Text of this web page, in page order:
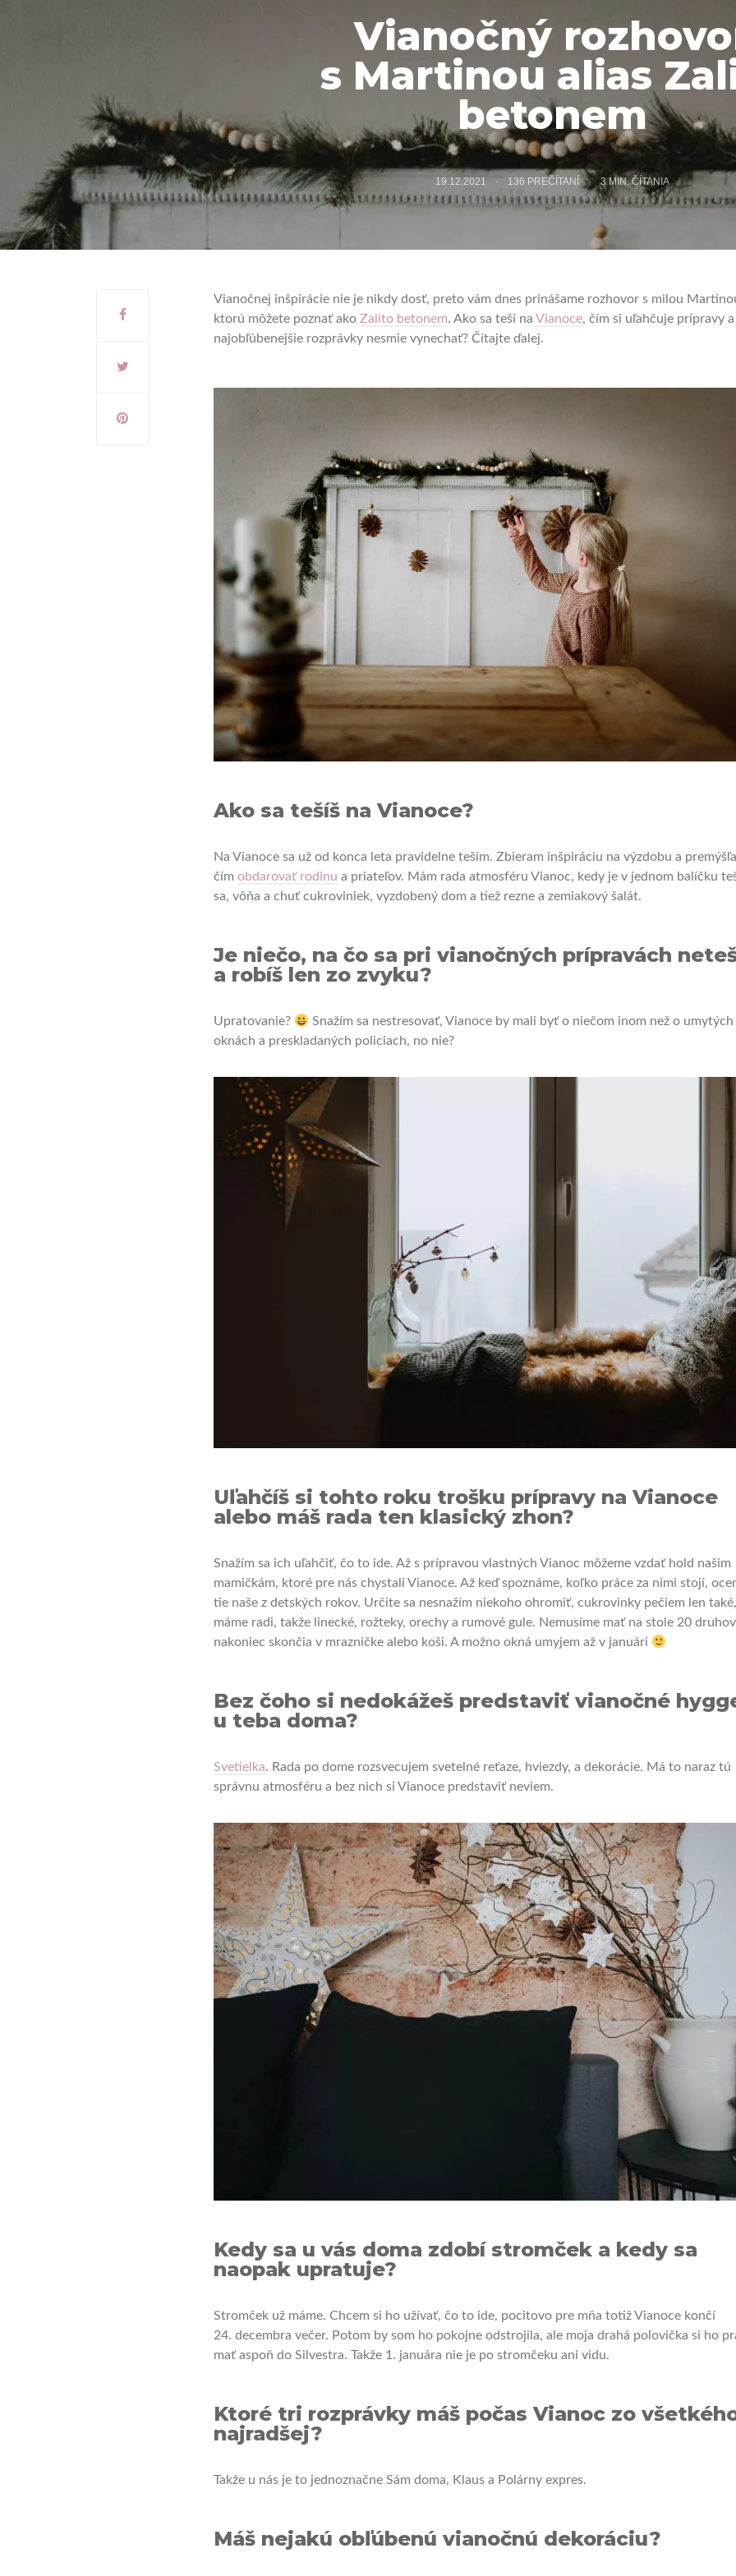
Vianočný
s Martinou alias
betonem
19.12.2021 136 PREČÍTANÍ 3 MIN. ČÍTANIA
Vianočnej inšpirácie nie je nikdy dosť, preto vám dnes prinášame rozhovor s milou
ktorú môžete poznať ako Zalito betonem. Ako sa teší na Vianoce, čím si uľahčuje prípravy a
najobľúbenejšie rozprávky nesmie vynechať? Čítajte ďalej.
Ako sa tešíš na Vianoce?
Na Vianoce sa už od konca leta pravidelne teším. Zbieram inšpiráciu na výzdobu a
čím obdarovaťrodinu a priateľov. Mám rada atmosféru Vianoc, kedy je v jednom balíčku
sa, vôňa a chuť cukroviniek, vyzdobený dom a tiež rezne a zemiakový šalát.
Je niečo, na čo sa pri vianočných prípravách
a robíš len zo zvyku?
Upratovanie?
Snažím sa nestresovať, Vianoce by mali byť o niečom inom než o umytých
oknách a preskladaných policiach, no nie?
Uľahčíš si tohto roku trošku prípravy na Vianoce
alebo máš rada ten klasický zhon?
Snažím sa ich uľahčiť, čo to ide. Až s prípravou vlastných Vianoc môžeme vzdať hold našim
mamičkám, ktoré pre nás chystali Vianoce. Až keď spoznáme, koľko práce za nimi stojí,
tie naše z detských rokov. Určite sa nesnažím niekoho ohromiť, cukrovinky pečiem len
máme radi, takže linecké, rožteky, orechy a rumové gule. Nemusíme mať na stole 20
nakoniec skončia v mrazničke alebo koši. A možno okná umyjem až v januári
Bez čoho si nedokážeš predstaviť vianočné
u teba doma?
Svetielka. Rada po dome rozsvecujem svetelné reťaze, hviezdy, a dekorácie. Má to naraz tú
správnu atmosféru a bez nich si Vianoce predstaviť neviem.
Kedy sa u vás doma zdobí stromček a kedy sa
naopak upratuje?
Stromček už máme. Chcem si ho užívať, čo to ide, pocitovo pre mňa totiž Vianoce končí
24. decembra večer. Potom by som ho pokojne odstrojila, ale moja drahá polovička si ho
mať aspoň do Silvestra. Takže 1. januára nie je po stromčeku ani vidu.
Ktoré tri rozprávky máš počas Vianoc zo
najradšej?
Takže u nás je to jednoznačne Sám doma, Klaus a Polárny expres.
Máš nejakú obľúbenú vianočnú dekoráciu?